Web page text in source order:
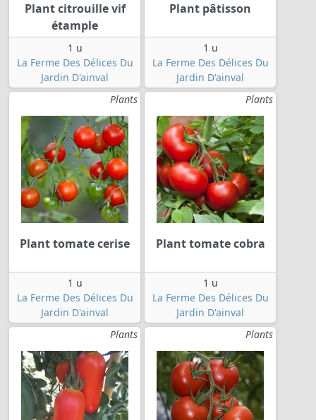
Plant citrouille vif
étample
1 u
La Ferme Des Délices Du
Jardin D'ainval
Plant pâtisson
1 u
La Ferme Des Délices Du
Jardin D'ainval
Plants
Plant tomate cerise
1 u
La Ferme Des Délices Du
Jardin D'ainval
Plants
Plant tomate cobra
1 u
La Ferme Des Délices Du
Jardin D'ainval
Plants
Plants